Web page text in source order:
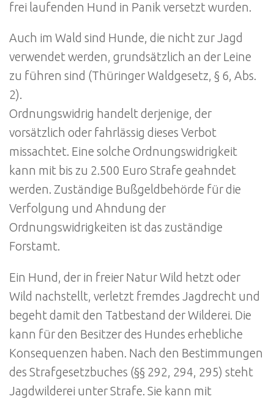
frei laufenden Hund in Panik versetzt wurden.
Auch im Wald sind Hunde, die nicht zur Jagd
verwendet werden, grundsätzlich an der Leine
zu führen sind (Thüringer Waldgesetz, § 6, Abs.
2).
Ordnungswidrig handelt derjenige, der
vorsätzlich oder fahrlässig dieses Verbot
missachtet. Eine solche Ordnungswidrigkeit
kann mit bis zu 2.500 Euro Strafe geahndet
werden. Zuständige Bußgeldbehörde für die
Verfolgung und Ahndung der
Ordnungswidrigkeiten ist das zuständige
Forstamt.
Ein Hund, der in freier Natur Wild hetzt oder
Wild nachstellt, verletzt fremdes Jagdrecht und
begeht damit den Tatbestand der Wilderei. Die
kann für den Besitzer des Hundes erhebliche
Konsequenzen haben. Nach den Bestimmungen
des Strafgesetzbuches (§§ 292, 294, 295) steht
Jagdwilderei unter Strafe. Sie kann mit